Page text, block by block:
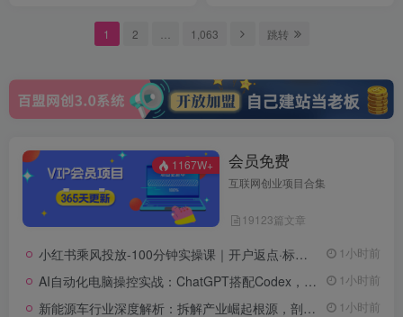
1 2 1,063 跳转
1167W+ 会员免费
互联网创业项目合集
19123篇文章
小红书乘风投放-100分钟实操课｜开户返点·标准投搭建·莱卡定向，新店建模撬动笔记自然流量全套教学 1小时前
AI自动化电脑操控实战：ChatGPT搭配Codex，一键指令远程自动操控电脑完成工作 1小时前
新能源车行业深度解析：拆解产业崛起根源，剖析行业内卷与海外贸易争端现状 1小时前